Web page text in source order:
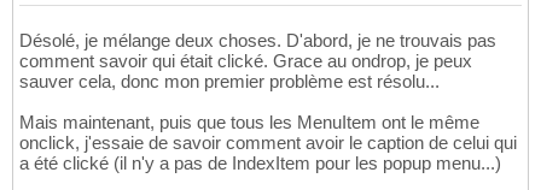
Désolé, je mélange deux choses. D'abord, je ne trouvais pas
comment savoir qui était clické. Grace au ondrop, je peux
sauver cela, donc mon premier problème est résolu...
Mais maintenant, puis que tous les MenuItem ont le même
onclick, j'essaie de savoir comment avoir le caption de celui qui
a été clické (il n'y a pas de IndexItem pour les popup menu...)